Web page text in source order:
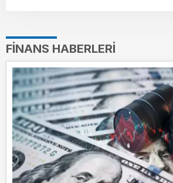
FINANS HABERLERI